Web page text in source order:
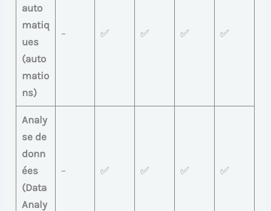
auto
matiq
ues
(auto
matio
ns)
– ✅ ✅ ✅ ✅
Analy
se de
donn
ées
(Data
Analy
– ✅ ✅ ✅ ✅